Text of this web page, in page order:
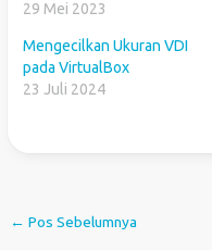
29 Mei 2023
Mengecilkan Ukuran VDI
pada VirtualBox
23 Juli 2024
← Pos Sebelumnya